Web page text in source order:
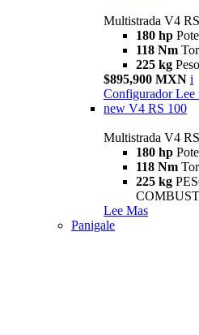
Multistrada V4 RS
180 hp
118 Nm
225 kg
$895,900 MXN i
Configurador Lee
new V4 RS 100
Multistrada V4
180 hp
118 Nm
225 kg
Lee Mas
Panigale